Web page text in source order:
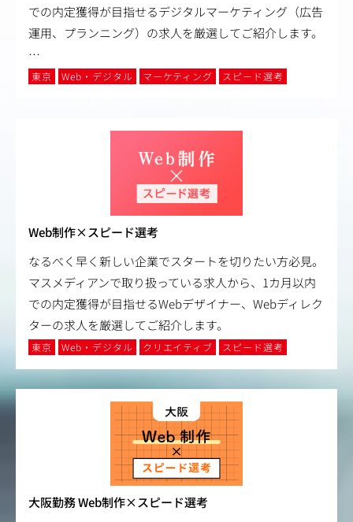
での内定獲得が目指せるデジタルマーケティング（広告
運用、プランニング）の求人を厳選してご紹介します。
…
東京 Web・デジタル マーケティング スピード選考
Web制作×スピード選考
なるべく早く新しい企業でスタートを切りたい方必見。
マスメディアンで取り扱っている求人から、1カ月以内
での内定獲得が目指せるWebデザイナー、Webディレク
ターの求人を厳選してご紹介します。
東京 Web・デジタル クリエイティブ スピード選考
大阪勤務 Web制作×スピード選考